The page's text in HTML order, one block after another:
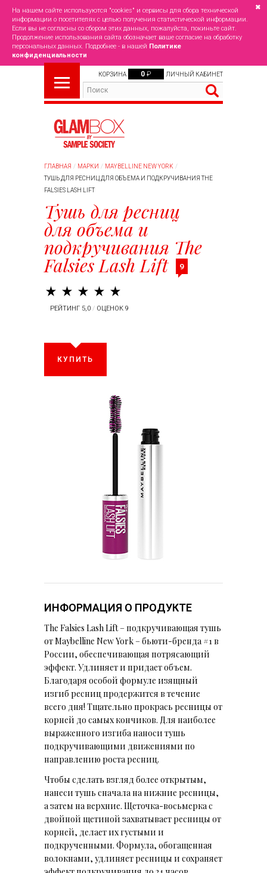
На нашем сайте используются "cookies" и сервисы для сбора технической
информации о посетителях с целью получения статистической информации.
Если вы не согласны со сбором этих данных, пожалуйста, покиньте сайт.
Продолжение использования сайта обозначает ваше согласие на обработку
персональных данных. Подробнее - в нашей Политике
конфиденциальности
✖
КОРЗИНА 0 ₽ ЛИЧНЫЙ КАБИНЕТ
ГЛАВНАЯ МАРКИ
MAYBELLINE NEW YORK
ТУШЬ ДЛЯ РЕСНИЦ ДЛЯ ОБЪЕМА И ПОДКРУЧИВАНИЯ THE
FALSIES LASH LIFT
Тушь для ресниц
для объема и
подкручивания The
Falsies Lash Lift 9
РЕЙТИНГ 5,0 / ОЦЕНОК 9
КУПИТЬ
ИНФОРМАЦИЯ О ПРОДУКТЕ
The Falsies Lash Lift – подкручивающая тушь
от Maybelline New York – бьюти-бренда #1 в
России, обеспечивающая потрясающий
эффект. Удлиняет и придает объем.
Благодаря особой формуле изящный
изгиб ресниц продержится в течение
всего дня! Тщательно прокрась ресницы от
корней до самых кончиков. Для наиболее
выраженного изгиба наноси тушь
подкручивающими движениями по
направлению роста ресниц.
Чтобы сделать взгляд более открытым,
нанеси тушь сначала на нижние ресницы,
а затем на верхние. Щеточка-восьмерка с
двойной щетиной захватывает ресницы от
корней, делает их густыми и
подкрученными. Формула, обогащенная
волокнами, удлиняет ресницы и сохраняет